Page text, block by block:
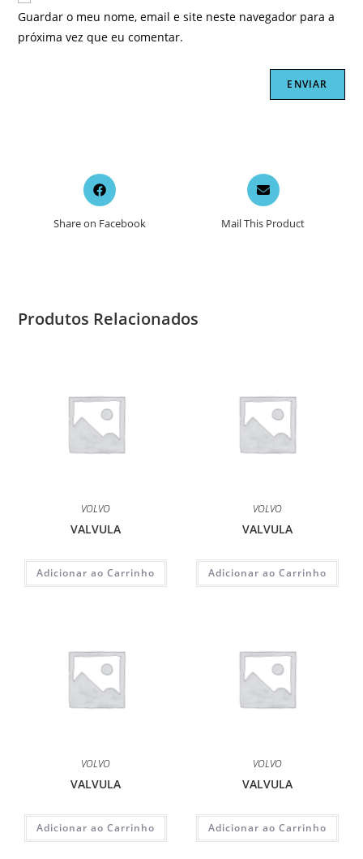
Guardar o meu nome, email e site neste navegador para a
próxima vez que eu comentar.
Opens
in
new
Share on Facebook
Opens
in
a
new
Mail This Product
Produtos Relacionados
VOLVO
VALVULA
Adicionar ao Carrinho
VOLVO
VALVULA
Adicionar ao Carrinho
VOLVO
VALVULA
Adicionar ao Carrinho
VOLVO
VALVULA
Adicionar ao Carrinho